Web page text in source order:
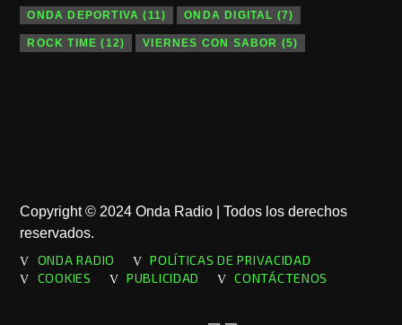
ONDA DEPORTIVA (11) ONDA DIGITAL (7)
ROCK TIME (12) VIERNES CON SABOR (5)
Copyright © 2024 Onda Radio | Todos los derechos
reservados.
ONDA RADIO
POLÍTICAS DE PRIVACIDAD
COOKIES
PUBLICIDAD CONTÁCTENOS